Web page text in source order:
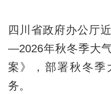
四川省政府办公厅
—2026年秋冬季大
案》，部署秋冬季
务。